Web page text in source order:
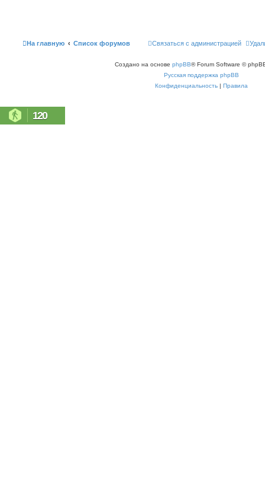
о о
б
На главную Список форумов Связаться с администрацией
Создано на основе phpBB® Forum Software ©
Русская поддержка phpBB
Конфиденциальность | Правила
120